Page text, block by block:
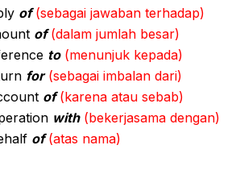
of (sebagai jawaban terhadap)
of (dalam jumlah besar)
to(menunjuk kepada)
for(sebagai imbalan dari)
of (karena atau sebab)
with (bekerjasama dengan)
of (atas nama)